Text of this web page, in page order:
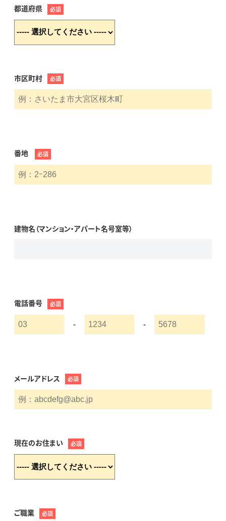
都道府県 必須
市区町村 必須
番地 必須
建物名（マンション・アパート名号室等）
電話番号 必須
- -
メールアドレス 必須
現在のお住まい 必須
ご職業 必須